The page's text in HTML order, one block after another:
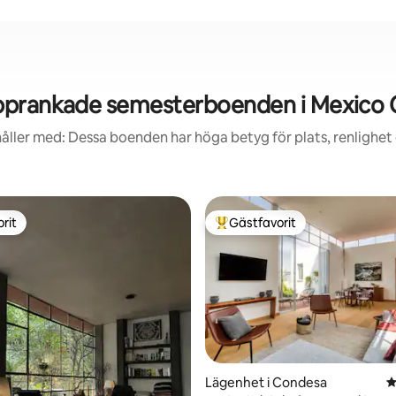
semesterboenden i Mexico
med: Dessa boenden har höga betyg för plats, renlighet
betyg, 13 omdömen
Populär gästfavorit
Gästfavorit
Lägenhet i Condesa